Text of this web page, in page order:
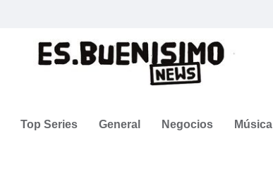
Top Series General Negocios Música